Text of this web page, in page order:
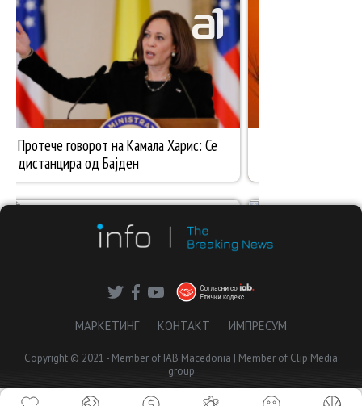
МАРКЕТИНГ КОНТАКТ ИМПРЕСУМ
Copyright © 2021 - Member of IAB Macedonia | Member of Clip Media
group